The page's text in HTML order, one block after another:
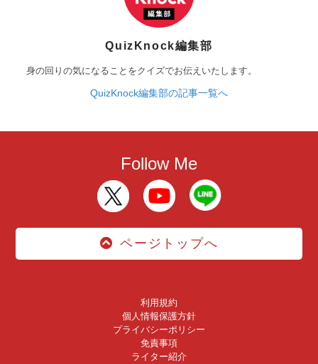
QuizKnock編集部
身の回りの気になることをクイズでお伝えいたします。
QuizKnock編集部の記事一覧へ
Follow Me
ページトップへ
利用規約
個人情報保護方針
プライバシーポリシー
免責事項
ライター紹介